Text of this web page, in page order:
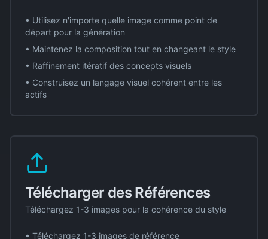
• Utilisez n'importe quelle image comme point de
départ pour la génération
• Maintenez la composition tout en changeant le style
• Raffinement itératif des concepts visuels
• Construisez un langage visuel cohérent entre les
actifs
Télécharger des Références
Téléchargez 1-3 images pour la cohérence du style
• Téléchargez 1-3 images de référence